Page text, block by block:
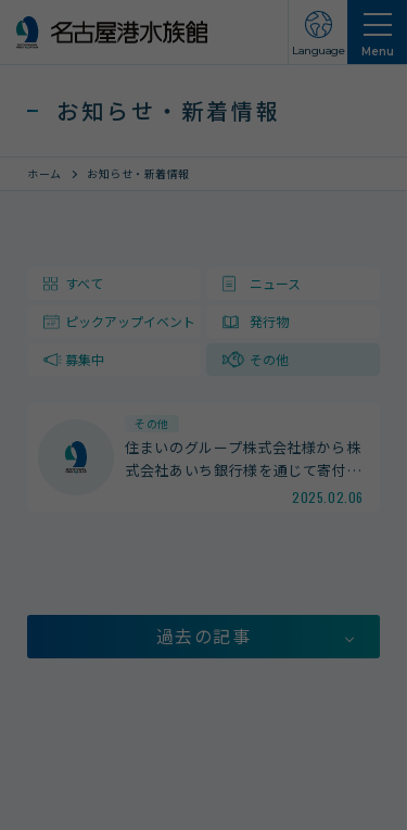
Menu
Language
営業・イベントスケジュール
入館チケット
交通アクセス
名古屋港水族館ってこんなところ
お知らせ・新着情報
ホーム お知らせ・新着情報
すべて ニュース
ピックアップイベント 発行物
募集中 その他
2025.02.06
その他
住まいのグループ株式会社様から株
式会社あいち銀行様を通じて寄付…
過去の記事